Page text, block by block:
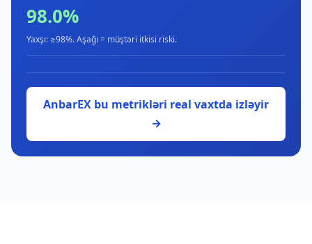
98.0%
Yaxşı: ≥98%. Aşağı = müştəri itkisi riski.
AnbarEX bu metrikləri real vaxtda izləyir
→